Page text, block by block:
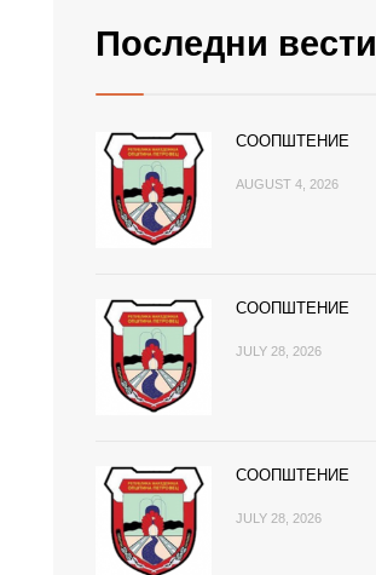
Последни вести
СООПШТЕНИЕ
AUGUST 4, 2026
СООПШТЕНИЕ
JULY 28, 2026
СООПШТЕНИЕ
JULY 28, 2026